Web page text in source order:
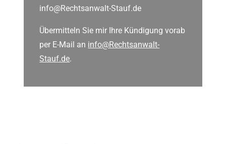
info@Rechtsanwalt-Stauf.de
Übermitteln Sie mir Ihre Kündigung vorab
per E-Mail an info@Rechtsanwalt-
Stauf.de.